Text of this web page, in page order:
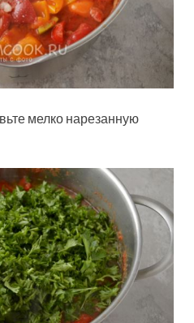
мелко нарезанную